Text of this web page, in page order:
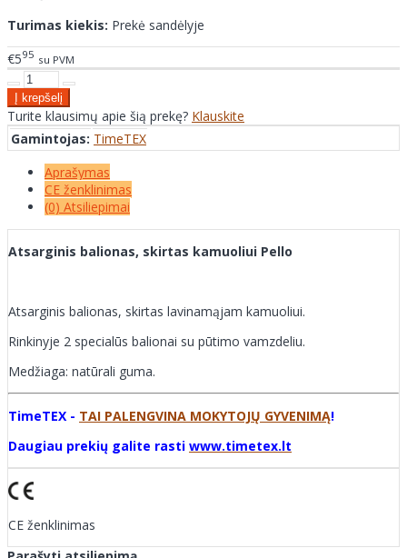
Turimas kiekis: Prekė sandėlyje
€595 su PVM
Turite klausimų apie šią prekę? Klauskite
Gamintojas: TimeTEX
Aprašymas
CE ženklinimas
(0) Atsiliepimai
Atsarginis balionas, skirtas kamuoliui Pello
Atsarginis balionas, skirtas lavinamąjam kamuoliui.
Rinkinyje 2 specialūs balionai su pūtimo vamzdeliu.
Medžiaga: natūrali guma.
TimeTEX - TAI PALENGVINA MOKYTOJŲ GYVENIMĄ!
Daugiau prekių galite rasti www.timetex.lt
CE ženklinimas